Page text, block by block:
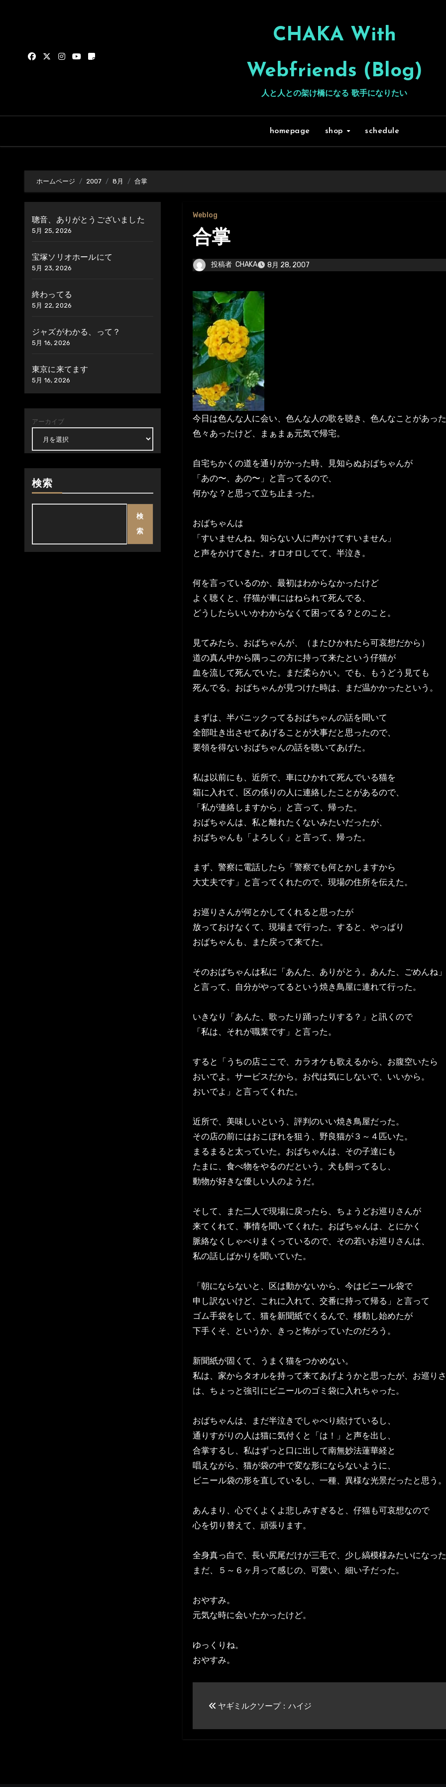
CHAKA With
Webfriends (Blog)
人と人との架け橋になる 歌手になりたい
homepage shop schedule
ホームページ 2007 8月 合掌
聰音、ありがとうございました
5月 25, 2026
宝塚ソリオホールにて
5月 23, 2026
終わってる
5月 22, 2026
ジャズがわかる、って？
5月 16, 2026
東京に来てます
5月 16, 2026
アーカイブ
検索
検
索
Weblog
合掌
投稿者 CHAKA 8月 28, 2007
今日は色んな人に会い、色んな人の歌を聴き、色んなことがあっ
色々あったけど、まぁまぁ元気で帰宅。
自宅ちかくの道を通りがかった時、見知らぬおばちゃんが
「あの〜、あの〜」と言ってるので、
何かな？と思って立ち止まった。
おばちゃんは
「すいませんね。知らない人に声かけてすいません」
と声をかけてきた。オロオロしてて、半泣き。
何を言っているのか、最初はわからなかったけど
よく聴くと、仔猫が車にはねられて死んでる、
どうしたらいいかわからなくて困ってる？とのこと。
見てみたら、おばちゃんが、（またひかれたら可哀想だから）
道の真ん中から隅っこの方に持って来たという仔猫が
血を流して死んでいた。まだ柔らかい。でも、もうどう見ても
死んでる。おばちゃんが見つけた時は、まだ温かかったという。
まずは、半パニックってるおばちゃんの話を聞いて
全部吐き出させてあげることが大事だと思ったので、
要領を得ないおばちゃんの話を聴いてあげた。
私は以前にも、近所で、車にひかれて死んでいる猫を
箱に入れて、区の係りの人に連絡したことがあるので、
「私が連絡しますから」と言って、帰った。
おばちゃんは、私と離れたくないみたいだったが、
おばちゃんも「よろしく」と言って、帰った。
まず、警察に電話したら「警察でも何とかしますから
大丈夫です」と言ってくれたので、現場の住所を伝えた。
お巡りさんが何とかしてくれると思ったが
放っておけなくて、現場まで行った。すると、やっぱり
おばちゃんも、また戻って来てた。
そのおばちゃんは私に「あんた、ありがとう。あんた、ごめんね」
と言って、自分がやってるという焼き鳥屋に連れて行った。
いきなり「あんた、歌ったり踊ったりする？」と訊くので
「私は、それが職業です」と言った。
すると「うちの店ここで、カラオケも歌えるから、お腹空いたら
おいでよ。サービスだから。お代は気にしないで、いいから。
おいでよ」と言ってくれた。
近所で、美味しいという、評判のいい焼き鳥屋だった。
その店の前にはおこぼれを狙う、野良猫が３～４匹いた。
まるまると太っていた。おばちゃんは、その子達にも
たまに、食べ物をやるのだという。犬も飼ってるし、
動物が好きな優しい人のようだ。
そして、また二人で現場に戻ったら、ちょうどお巡りさんが
来てくれて、事情を聞いてくれた。おばちゃんは、とにかく
脈絡なくしゃべりまくっているので、その若いお巡りさんは、
私の話しばかりを聞いていた。
「朝にならないと、区は動かないから、今はビニール袋で
申し訳ないけど、これに入れて、交番に持って帰る」と言って
ゴム手袋をして、猫を新聞紙でくるんで、移動し始めたが
下手くそ、というか、きっと怖がっていたのだろう。
新聞紙が固くて、うまく猫をつかめない。
私は、家からタオルを持って来てあげようかと思ったが、お巡り
は、ちょっと強引にビニールのゴミ袋に入れちゃった。
おばちゃんは、まだ半泣きでしゃべり続けているし、
通りすがりの人は猫に気付くと「は！」と声を出し、
合掌するし、私はずっと口に出して南無妙法蓮華経と
唱えながら、猫が袋の中で変な形にならないように、
ビニール袋の形を直しているし、一種、異様な光景だったと思う。
あんまり、心でくよくよ悲しみすぎると、仔猫も可哀想なので
心を切り替えて、頑張ります。
全身真っ白で、長い尻尾だけが三毛で、少し縞模様みたいになっ
まだ、５～６ヶ月って感じの、可愛い、細い子だった。
おやすみ。
元気な時に会いたかったけど。
ゆっくりね。
おやすみ。
ナ
ヤギミルクソープ：ハイジ